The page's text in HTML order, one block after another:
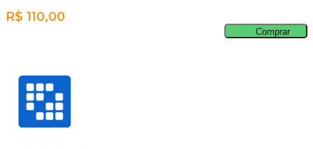
R$ 110,00
Comprar